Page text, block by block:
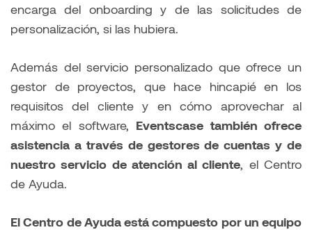
encarga del onboarding y de las solicitudes de
personalización, si las hubiera.
Además del servicio personalizado que ofrece un
gestor de proyectos, que hace hincapié en los
requisitos del cliente y en cómo aprovechar al
máximo el software, Eventscase también ofrece
asistencia a través de gestores de cuentas y de
nuestro servicio de atención al cliente, el Centro
de Ayuda.
El Centro de Ayuda está compuesto por un equipo